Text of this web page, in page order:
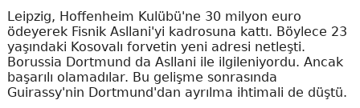
Leipzig, Hoffenheim Kulübü'ne 30 milyon euro
ödeyerek Fisnik Asllani'yi kadrosuna kattı. Böylece 23
yaşındaki Kosovalı forvetin yeni adresi netleşti.
Borussia Dortmund da Asllani ile ilgileniyordu. Ancak
başarılı olamadılar. Bu gelişme sonrasında
Guirassy'nin Dortmund'dan ayrılma ihtimali de düştü.